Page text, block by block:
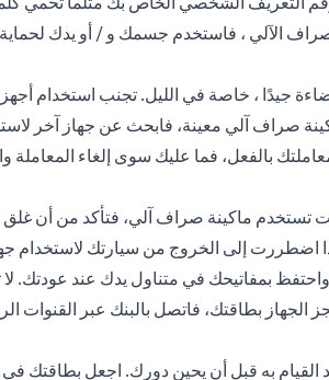
الآلي ، فاستخدم جسمك و / أو يدك
جيدًا ، خاصة في الليل. تجنب استخدام
صراف آلي معينة، فابحث عن جهاز آخر
بالفعل، فما عليك سوى إلغاء المعاملة
تستخدم ماكينة صراف آلي، فتأكد من أن غلق
إذا اضطررت إلى الخروج من سيارتك لاستخدام
بمفاتيحك في متناول يدك عند عودتك. لا
بطاقتك، فاتصل بالبنك عبر القنوات
به قبل أن يحين دورك. اجعل بطاقتك في